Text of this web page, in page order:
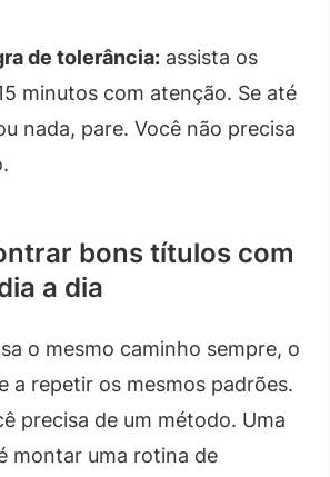
de tolerância: assista os
minutos com atenção. Se até
nada, pare. Você não precisa
bons títulos com
a dia
o mesmo caminho sempre, o
a repetir os mesmos padrões.
precisa de um método. Uma
montar uma rotina de